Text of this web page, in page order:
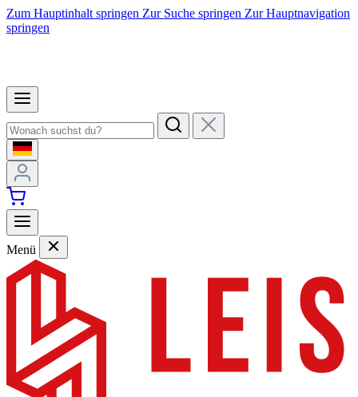
Zum Hauptinhalt springen Zur Suche springen Zur Hauptnavigation
springen
Menü